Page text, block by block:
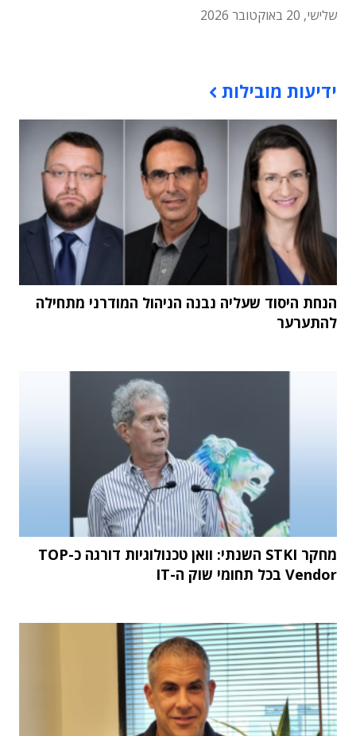
שלישי, 20 באוקטובר 2026
ידיעות מובילות
הנחת היסוד שעליה נבנה הניהול המודרני מתחילה
להתערער
מחקר STKI השנתי: וואן טכנולוגיות דורגה כ-TOP
Vendor בכל תחומי שוק ה-IT